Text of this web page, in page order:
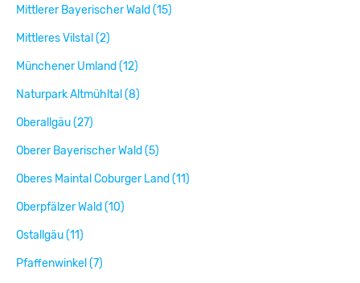
Mittlerer Bayerischer Wald (15)
Mittleres Vilstal (2)
Münchener Umland (12)
Naturpark Altmühltal (8)
Oberallgäu (27)
Oberer Bayerischer Wald (5)
Oberes Maintal Coburger Land (11)
Oberpfälzer Wald (10)
Ostallgäu (11)
Pfaffenwinkel (7)